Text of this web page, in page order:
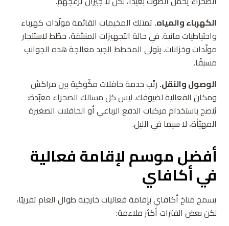
الكهرباء والمياه. تمتلك المخيمات القائمة مولّدات كهرباء
واحتياطيات مائية. في حالة التجهيزات المنبثقة، خطّط لاستئجار
مولّدات وخزانات. يتولى المخطط الجيد معالجة هذه الجوانب
مسبقًا.
الوصول والنقل. رتّب خدمة حافلات مكّوكية بين مراكش
ومكان الفعالية لضيوفك. ليس كل مسالك الصحراء معبّدة:
يُنصح باستخدام مركبات الدفع الرباعي أو الحافلات الصغيرة
المهيّأة، لا سيما في الليل.
أفضل موسم لإقامة فعالية
في أكافاي
يسمح مناخ أكافاي بإقامة فعاليات خارجية طوال العام تقريبًا،
لكن بعض الفترات أكثر ملاءمة: